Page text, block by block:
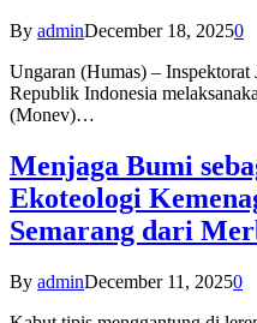
By adminDecember 18, 20250
Ungaran (Humas) –
Republik Indonesia
(Monev)…
Menjaga Bumi
Ekoteologi
Semarang dari
By adminDecember 11, 20250